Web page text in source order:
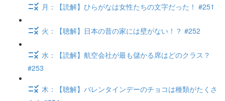
月：【読解】ひらがなは女性たちの文字だった！ #251
火：【聴解】日本の昔の家には壁がない！？ #252
水：【読解】航空会社が最も儲かる席はどのクラス？
#253
木：【聴解】バレンタインデーのチョコは種類がたくさ